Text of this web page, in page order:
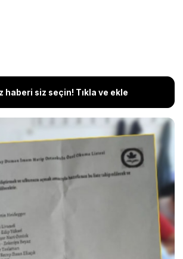
haberi siz seçin! Tıkla ve ekle
bulunan Şehit Olcay Duman İmam
dağıtıldığı iddia edilen 'Özel
soruşturma başlattı. Dikkat çeken
Nihat Keskin açığa alındı.